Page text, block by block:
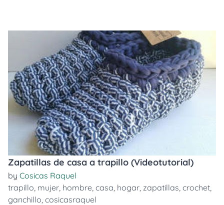
Zapatillas de casa a trapillo (Videotutorial)
by Cosicas Raquel
trapillo, mujer, hombre, casa, hogar, zapatillas, crochet,
ganchillo, cosicasraquel